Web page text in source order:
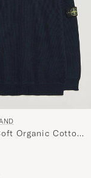
Organic Cotton
Navy Blue